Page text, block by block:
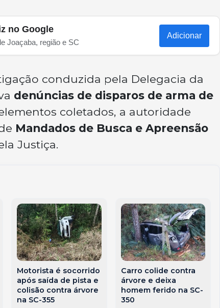
no Google
Joaçaba, região e SC
Adicionar
conduzida pela Delegacia da
denúncias de disparos de arma de
coletados, a autoridade
Mandados de Busca e Apreensão
Justiça.
Motorista é socorrido
após saída de pista e
colisão contra árvore
na SC-355
Carro colide contra
árvore e deixa
homem ferido na SC-
350